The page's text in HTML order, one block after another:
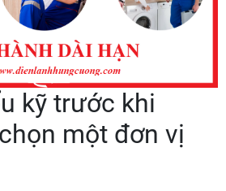
kỹ trước khi
một đơn vị